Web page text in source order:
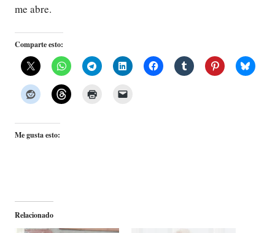
me abre.
Comparte esto:
Me gusta esto:
Relacionado